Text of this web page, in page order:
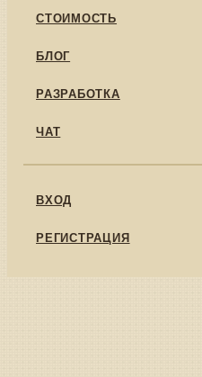
СТОИМОСТЬ
БЛОГ
РАЗРАБОТКА
ЧАТ
ВХОД
РЕГИСТРАЦИЯ